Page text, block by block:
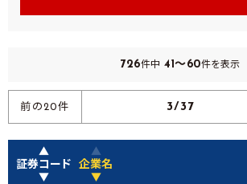
726件中41～60件を表示
前の20件 3/37
▲
証券コード
▼
▲
企業名
▼